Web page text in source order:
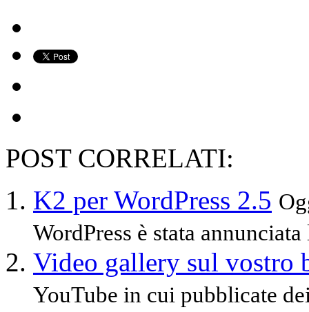
POST CORRELATI:
K2 per WordPress 2.5
WordPress è stata
Video gallery sul vostro
YouTube in cui pubblicate